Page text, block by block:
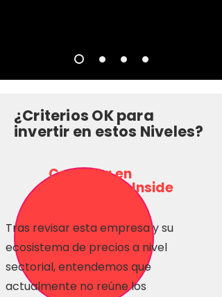
¿Criterios OK para
invertir en estos Niveles?
Consulta en
Inversionas Inside
Tras revisar esta empresa y su
ecosistema de precios a nivel
sectorial, entendemos que
actualmente no reúne los